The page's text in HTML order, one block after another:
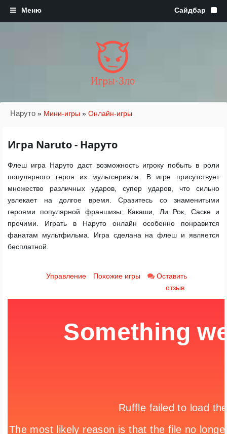
Игры·Зло
Наруто » Мини-игры » Онлайн-игры
Игра Naruto - Наруто
Флеш игра Наруто даст возможность игроку побыть в роли
популярного героя из мультсериала. В игре присутствует
множество различных ударов, супер ударов, что сильно
увлекает на долгое время. Сразитесь со знаменитыми
героями популярной франшизы: Какаши, Ли Рок, Саске и
прочими. Играть в Наруто онлайн особенно понравится
фанатам мультфильма. Игра сделана на флеш и является
бесплатной.
Управление Похожие игры
Оставить
отзыв